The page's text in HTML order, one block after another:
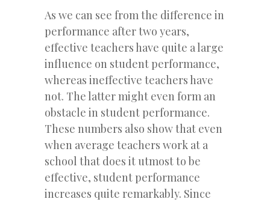
As we can see from the difference in
performance after two years,
effective teachers have quite a large
influence on student performance,
whereas ineffective teachers have
not. The latter might even form an
obstacle in student performance.
These numbers also show that even
when average teachers work at a
school that does it utmost to be
effective, student performance
increases quite remarkably. Since